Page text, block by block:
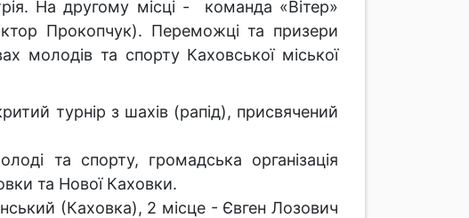
На другому місці - команда «Вітер»
Прокопчук). Переможці та призери
молодів та спорту Каховської міської
турнір з шахів (рапід), присвячений
та спорту, громадська організація
та Нової Каховки.
(Каховка), 2 місце - Євген Лозович